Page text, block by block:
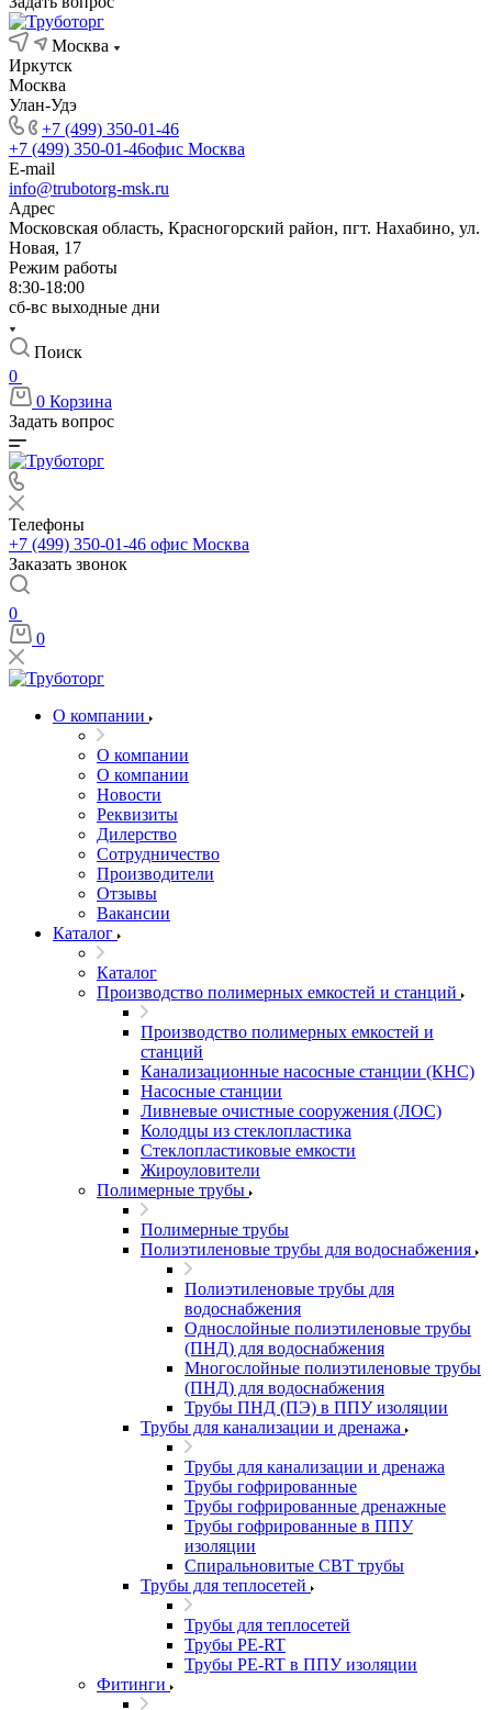
Москва
Иркутск
Москва
Улан-Удэ
+7 (499) 350-01-46
+7 (499) 350-01-46офис Москва
E-mail
info@trubotorg-msk.ru
Адрес
Московская область, Красногорский район, пгт. Нахабино, ул.
Новая, 17
Режим работы
8:30-18:00
сб-вс выходные дни
Поиск
0
0 Корзина
Задать вопрос
Телефоны
+7 (499) 350-01-46 офис Москва
Заказать звонок
0
0
О компании
О компании
О компании
Новости
Реквизиты
Дилерство
Сотрудничество
Производители
Отзывы
Вакансии
Каталог
Каталог
Производство полимерных емкостей и станций
Производство полимерных емкостей и
станций
Канализационные насосные станции (КНС)
Насосные станции
Ливневые очистные сооружения (ЛОС)
Колодцы из стеклопластика
Стеклопластиковые емкости
Жироуловители
Полимерные трубы
Полимерные трубы
Полиэтиленовые трубы для водоснабжения
Полиэтиленовые трубы для
водоснабжения
Однослойные полиэтиленовые трубы
(ПНД) для водоснабжения
Многослойные полиэтиленовые трубы
(ПНД) для водоснабжения
Трубы ПНД (ПЭ) в ППУ изоляции
Трубы для канализации и дренажа
Трубы для канализации и дренажа
Трубы гофрированные
Трубы гофрированные дренажные
Трубы гофрированные в ППУ
изоляции
Спиральновитые СВТ трубы
Трубы для теплосетей
Трубы для теплосетей
Трубы PE-RT
Трубы PE-RT в ППУ изоляции
Фитинги